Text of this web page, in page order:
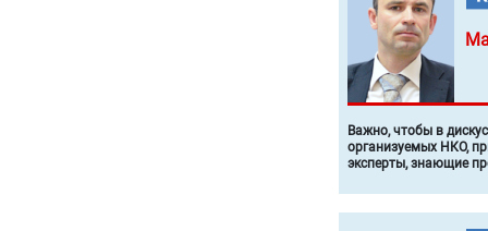
Важно, чтобы в
организуемых НКО,
эксперты, знающие